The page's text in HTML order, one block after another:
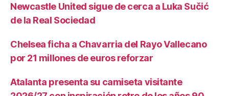
Newcastle United sigue de cerca a Luka Sučić
de la Real Sociedad
Chelsea ficha a Chavarria del Rayo Vallecano
por 21 millones de euros reforzar
Atalanta presenta su camiseta visitante